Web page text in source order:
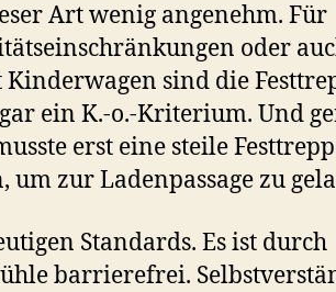
Art wenig angenehm. Für
oder
sind die
ein K.-o.-Kriterium. Und
erst eine steile
zur Ladenpassage zu
Standards. Es ist durch
barrierefrei.